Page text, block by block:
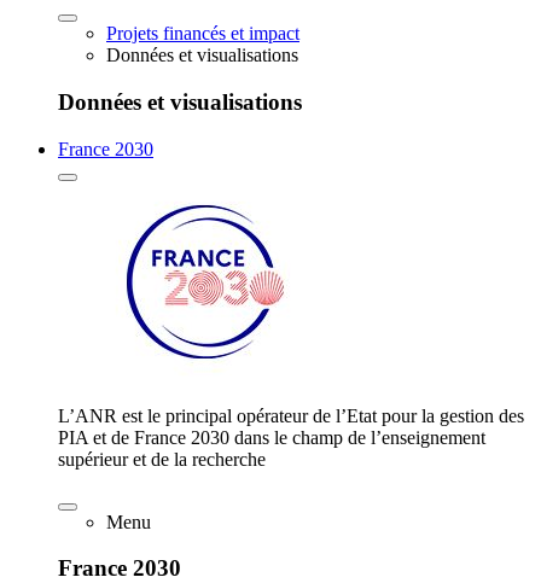
Projets financés et impact
Données et visualisations
Données et visualisations
France 2030
L’ANR est le principal opérateur de l’Etat pour la gestion des
PIA et de France 2030 dans le champ de l’enseignement
supérieur et de la recherche
Menu
France 2030